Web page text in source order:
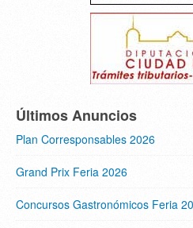
Últimos Anuncios
Plan Corresponsables 2026
Grand Prix Feria 2026
Concursos Gastronómicos Feria